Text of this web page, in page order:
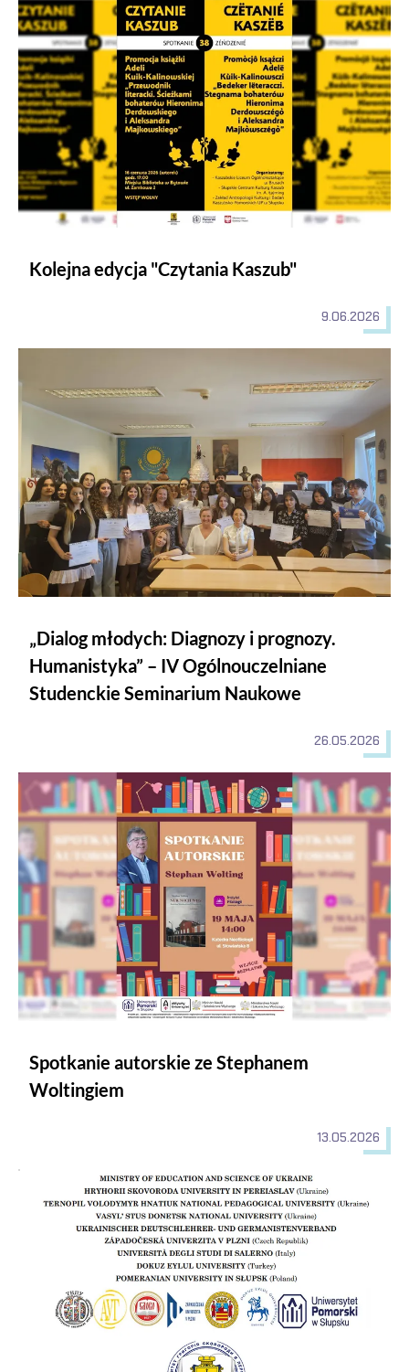
Kolejna edycja "Czytania Kaszub"
9.06.2026
„Dialog młodych: Diagnozy i prognozy.
Humanistyka” – IV Ogólnouczelniane
Studenckie Seminarium Naukowe
26.05.2026
Spotkanie autorskie ze Stephanem
Woltingiem
13.05.2026
Spotkanie autorskie ze Stephanem Woltingiem
9. Międzynarodowa Konferencja Naukowa „Crosscultural